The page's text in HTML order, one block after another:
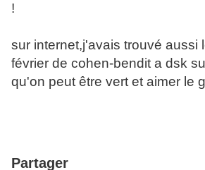
!
sur internet,j'avais trouvé aussi
février de cohen-bendit a dsk
qu'on peut être vert et aimer le
Partager